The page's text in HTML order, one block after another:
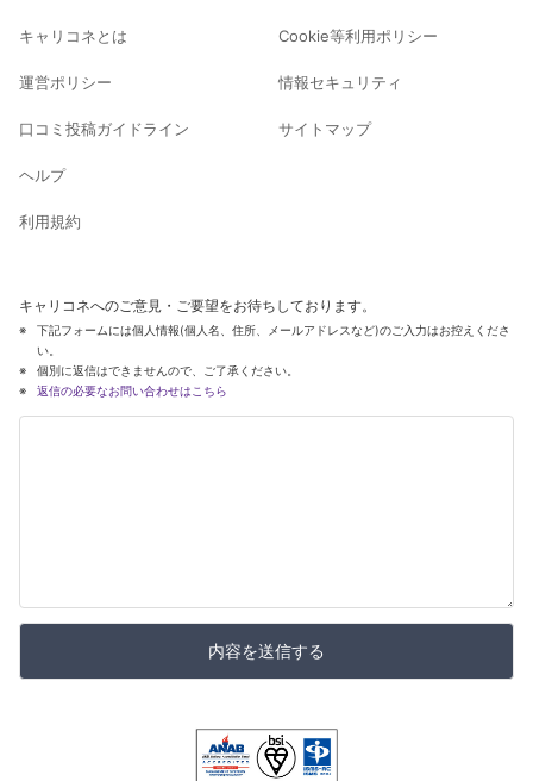
キャリコネとは
運営ポリシー
口コミ投稿ガイドライン
ヘルプ
利用規約
Cookie等利用ポリシー
情報セキュリティ
サイトマップ
キャリコネへのご意見・ご要望をお待ちしております。
下記フォームには個人情報(個人名、住所、メールアドレスなど)のご入力はお控えくださ
い。
個別に返信はできませんので、ご了承ください。
返信の必要なお問い合わせはこちら
内容を送信する